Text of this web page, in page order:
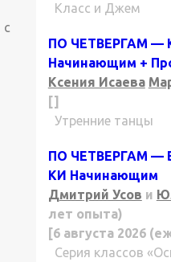
с
Класс и Джем
ПО ЧЕТВЕРГАМ —
Начинающим +
Ксения Исаева
[]
Утренние танцы
ПО ЧЕТВЕРГАМ —
КИ Начинающим
Дмитрий Усов и
лет опыта)
[6 августа 2026
Серия классов